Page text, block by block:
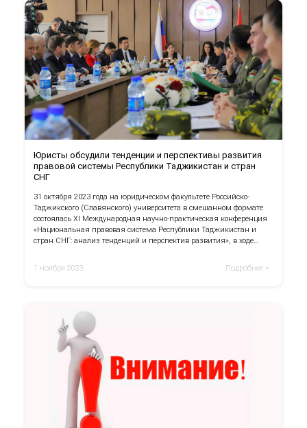
Юристы обсудили тенденции и перспективы развития
правовой системы Республики Таджикистан и стран
СНГ
31 октября 2023 года на юридическом факультете Российско-
Таджикского (Славянского) университета в смешанном формате
состоялась ХI Международная научно-практическая конференция
«Национальная правовая система Республики Таджикистан и
стран СНГ: анализ тенденций и перспектив развития», в ходе
обсудили практику правоприменения в вопросах преступности
1 ноября 2023 Подробнее >